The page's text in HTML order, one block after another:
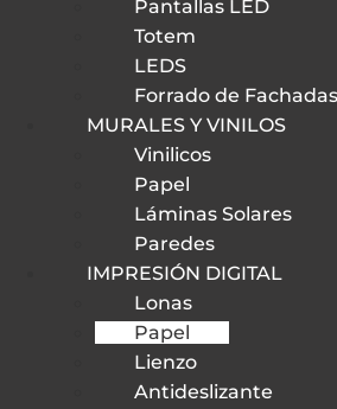
Pantallas LED
Totem
LEDS
Forrado de Fachadas
MURALES Y VINILOS
Vinilicos
Papel
Láminas Solares
Paredes
IMPRESIÓN DIGITAL
Lonas
Papel
Lienzo
Antideslizante